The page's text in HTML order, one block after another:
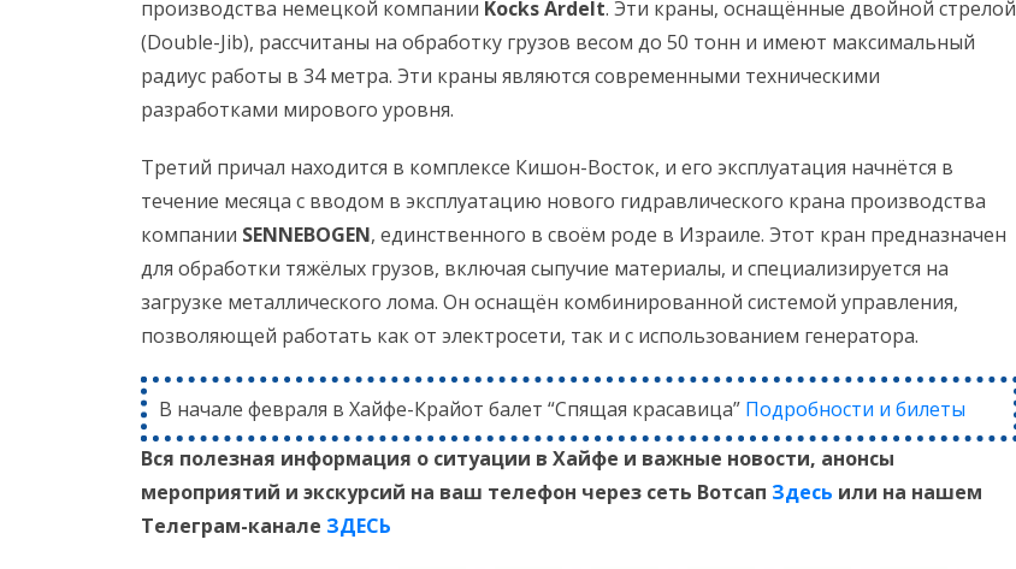
производства немецкой компании Kocks Ardelt. Эти краны, оснащённые двойной стрелой
(Double-Jib), рассчитаны на обработку грузов весом до 50 тонн и имеют максимальный
радиус работы в 34 метра. Эти краны являются современными техническими
разработками мирового уровня.
Третий причал находится в комплексе Кишон-Восток, и его эксплуатация начнётся в
течение месяца с вводом в эксплуатацию нового гидравлического крана производства
компании SENNEBOGEN, единственного в своём роде в Израиле. Этот кран предназначен
для обработки тяжёлых грузов, включая сыпучие материалы, и специализируется на
загрузке металлического лома. Он оснащён комбинированной системой управления,
позволяющей работать как от электросети, так и с использованием генератора.
В начале февраля в Хайфе-Крайот балет “Спящая красавица” Подробности и билеты
Вся полезная информация о ситуации в Хайфе и важные новости, анонсы
мероприятий и экскурсий на ваш телефон через сеть Вотсап Здесь или на нашем
Телеграм-канале ЗДЕСЬ